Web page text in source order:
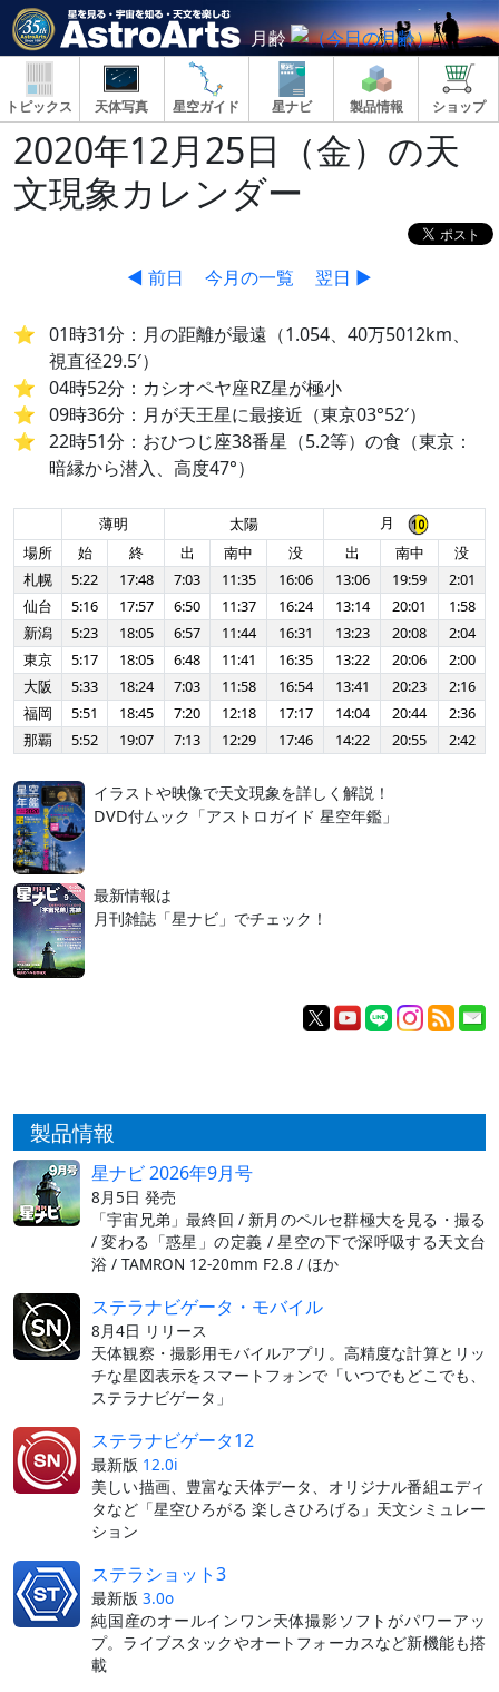
月齢
トピックス 天体写真 星空ガイド 星ナビ 製品情報 ショップ
2020年12月25日（金）の天
文現象カレンダー
◀ 前日 今月の一覧 翌日 ▶
01時31分：月の距離が最遠（1.054、40万5012km、
視直径29.5′）
04時52分：カシオペヤ座RZ星が極小
09時36分：月が天王星に最接近（東京03°52′）
22時51分：おひつじ座38番星（5.2等）の食（東京：
暗縁から潜入、高度47°）
薄明 太陽
月
場所
始 終 出 南中 没 出 南中
没
札幌
5:22 17:48 7:03 11:35 16:06 13:06 19:59
2:01
仙台
5:16 17:57 6:50 11:37 16:24 13:14 20:01
1:58
新潟
5:23 18:05 6:57 11:44 16:31 13:23 20:08
2:04
東京
5:17 18:05 6:48 11:41 16:35 13:22 20:06
2:00
大阪
5:33 18:24 7:03 11:58 16:54 13:41 20:23
2:16
福岡
5:51 18:45 7:20 12:18 17:17 14:04 20:44
2:36
那覇
5:52 19:07 7:13 12:29 17:46 14:22 20:55 2:42
イラストや映像で天文現象を詳しく解説！
DVD付ムック「アストロガイド 星空年鑑」
最新情報は
月刊雑誌「星ナビ」でチェック！
製品情報
星ナビ 2026年9月号
8月5日 発売
「宇宙兄弟」最終回 / 新月のペルセ群極大を見る・撮る
/ 変わる「惑星」の定義 / 星空の下で深呼吸する天文台
浴 / TAMRON 12-20mm F2.8 / ほか
ステラナビゲータ・モバイル
8月4日 リリース
天体観察・撮影用モバイルアプリ。高精度な計算とリッ
チな星図表示をスマートフォンで「いつでもどこでも、
ステラナビゲータ」
ステラナビゲータ12
最新版 12.0i
美しい描画、豊富な天体データ、オリジナル番組エディ
タなど「星空ひろがる 楽しさひろげる」天文シミュレー
ション
ステラショット3
最新版 3.0o
純国産のオールインワン天体撮影ソフトがパワーアッ
プ。ライブスタックやオートフォーカスなど新機能も搭
載